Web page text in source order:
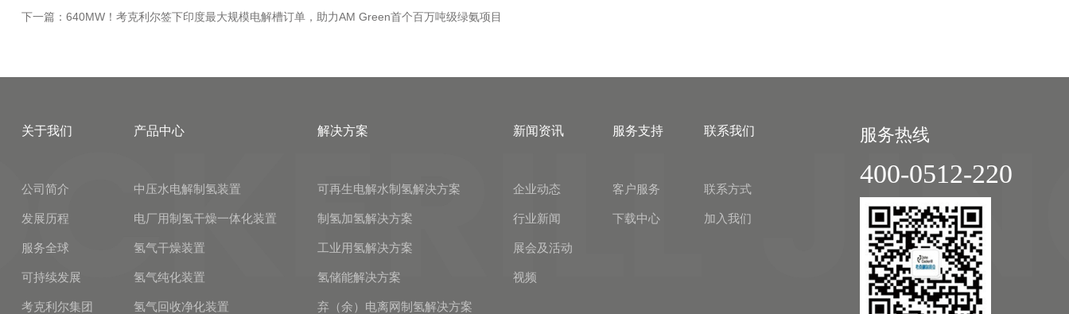
下一篇：640MW！考克利尔签下印度最大规模电解槽订单，助力AM Green首个百万吨级绿氨项目
关于我们
公司简介
发展历程
服务全球
可持续发展
考克利尔集团
产品中心
中压水电解制氢装置
电厂用制氢干燥一体化装置
氢气干燥装置
氢气纯化装置
氢气回收净化装置
解决方案
可再生电解水制氢解决方案
制氢加氢解决方案
工业用氢解决方案
氢储能解决方案
弃（余）电离网制氢解决方案
新闻资讯
企业动态
行业新闻
展会及活动
视频
服务支持
客户服务
下载中心
联系我们
联系方式
加入我们
服务热线
400-0512-220